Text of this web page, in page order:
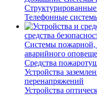
Телефонные
средства
Системы пожарной,
аварийного
Средства
Устройства
перенапряжений
Устройства